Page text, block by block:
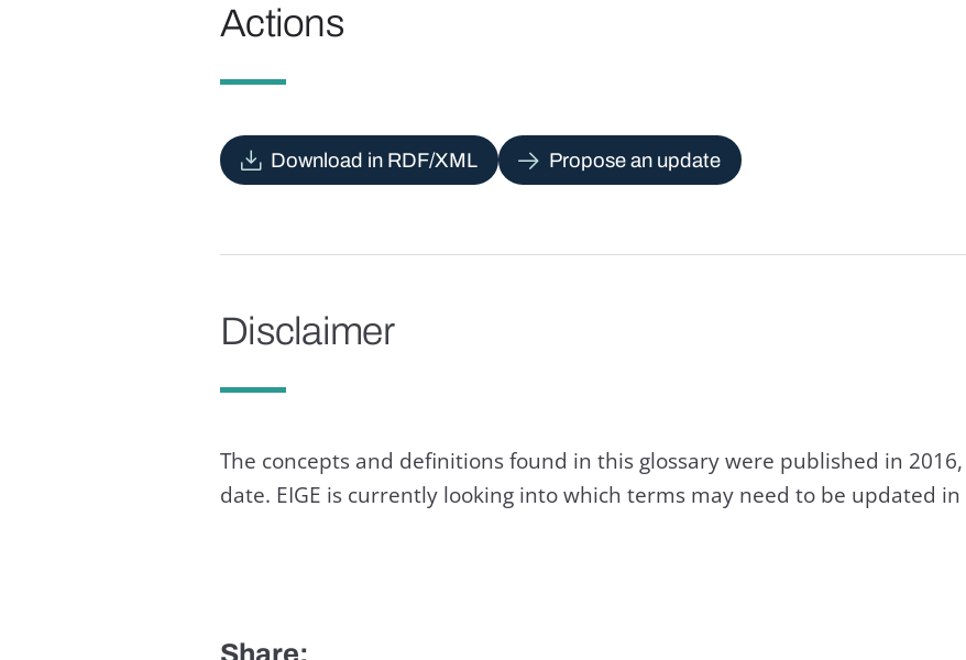
Actions
Download in RDF/XML Propose an update
Disclaimer
The concepts and definitions found in this glossary were published in
date. EIGE is currently looking into which terms may need to be updated
Share: